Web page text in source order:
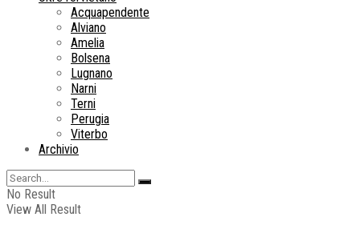
Acquapendente
Alviano
Amelia
Bolsena
Lugnano
Narni
Terni
Perugia
Viterbo
Archivio
No Result
View All Result